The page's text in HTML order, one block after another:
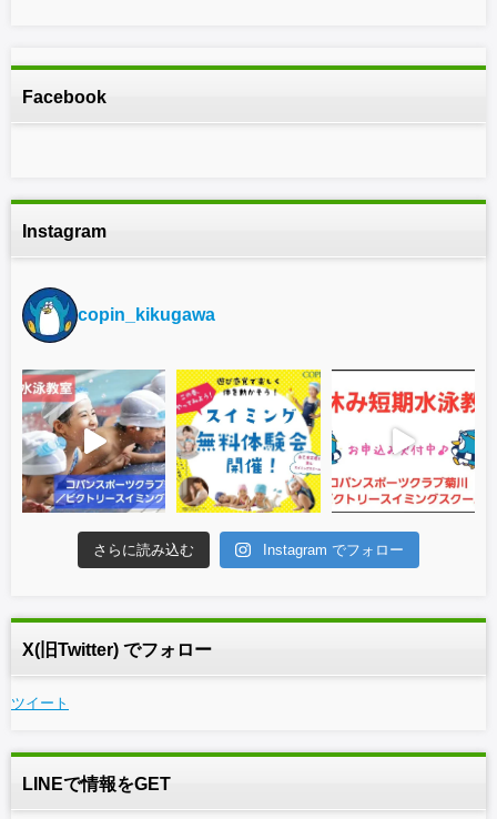
Facebook
Instagram
copin_kikugawa
さらに読み込む Instagram でフォロー
X(旧Twitter) でフォロー
ツイート
LINEで情報をGET